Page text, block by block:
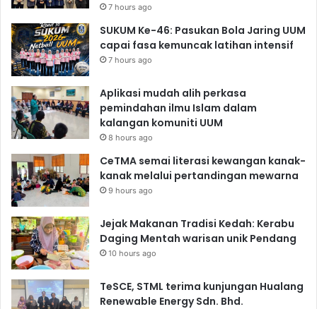
7 hours ago
SUKUM Ke-46: Pasukan Bola Jaring UUM
capai fasa kemuncak latihan intensif
7 hours ago
Aplikasi mudah alih perkasa
pemindahan ilmu Islam dalam
kalangan komuniti UUM
8 hours ago
CeTMA semai literasi kewangan kanak-
kanak melalui pertandingan mewarna
9 hours ago
Jejak Makanan Tradisi Kedah: Kerabu
Daging Mentah warisan unik Pendang
10 hours ago
TeSCE, STML terima kunjungan Hualang
Renewable Energy Sdn. Bhd.